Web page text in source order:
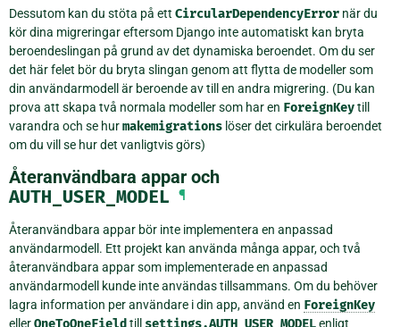
Dessutom kan du stöta på ett CircularDependencyError när du
kör dina migreringar eftersom Django inte automatiskt kan bryta
beroendeslingan på grund av det dynamiska beroendet. Om du ser
det här felet bör du bryta slingan genom att flytta de modeller som
din användarmodell är beroende av till en andra migrering. (Du kan
prova att skapa två normala modeller som har en ForeignKeytill
varandra och se hurmakemigrations löser det cirkulära beroendet
om du vill se hur det vanligtvis görs)
Återanvändbara appar och
AUTH_USER_MODEL ¶
Återanvändbara appar bör inte implementera en anpassad
användarmodell. Ett projekt kan använda många appar, och två
återanvändbara appar som implementerade en anpassad
användarmodell kunde inte användas tillsammans. Om du behöver
lagra information per användare i din app, använd en ForeignKey
ellerOneToOneField till settings.AUTH_USER_MODELenligt